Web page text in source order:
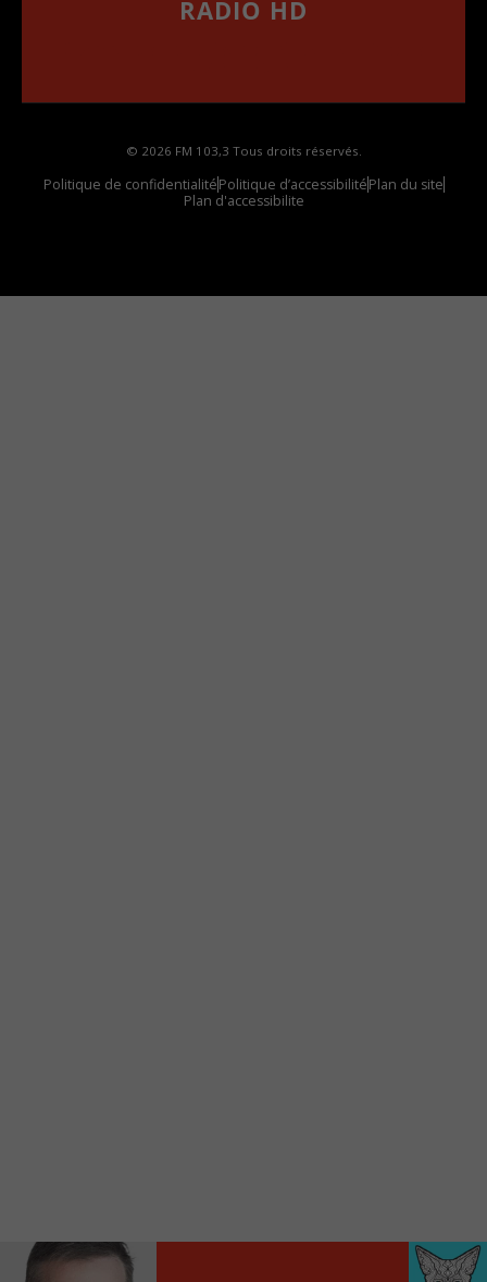
RADIO HD
© 2026 FM 103,3 Tous droits réservés.
Politique de confidentialitéPolitique d’accessibilitéPlan du site
Plan d'accessibilite
Audio
00:00